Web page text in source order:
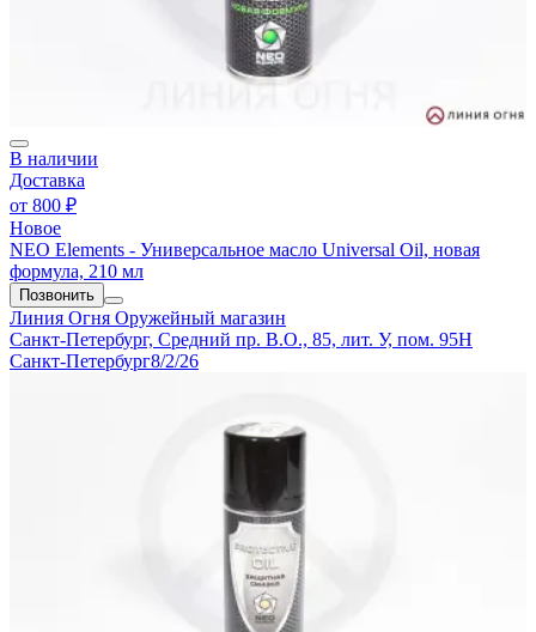
В наличии
Доставка
от 800 ₽
Новое
NEO Elements - Универсальное масло Universal Oil, новая
формула, 210 мл
Позвонить
Линия Огня Оружейный магазин
Санкт-Петербург, Средний пр. В.О., 85, лит. У, пом. 95Н
Санкт-Петербург8/2/26